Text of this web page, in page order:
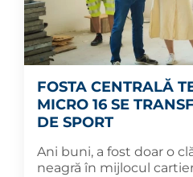
FOSTA CENTRALĂ
MICRO 16 SE
DE SPORT
Ani buni, a fost doar o
neagră în mijlocul